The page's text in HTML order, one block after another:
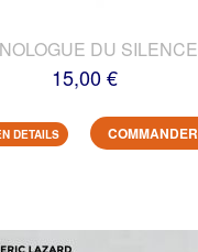
DU SILENCE
15,00 €
DETAILS COMMANDER